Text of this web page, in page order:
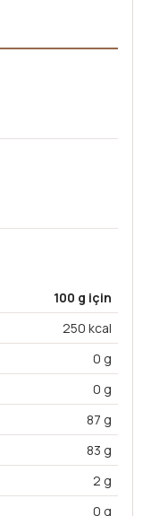
100 g için
250 kcal
0 g
0 g
87 g
83 g
2 g
0 g